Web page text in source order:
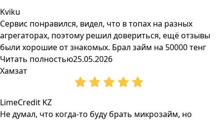
Kviku
Сервис понравился, видел, что в топах на разных
агрегаторах, поэтому решил довериться, ещё отзывы
были хорошие от знакомых. Брал займ на 50000 тенг
Читать полностью25.05.2026
Хамзат
LimeCredit KZ
Не думал, что когда-то буду брать микрозайм, но